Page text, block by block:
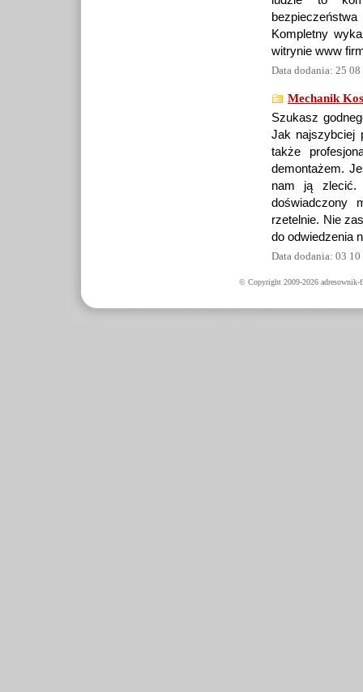
Kompletny
witrynie www
Data dodania: 25
Mechanik
Szukasz
Jak najszybciej
także
demontażem.
nam ją zlecić.
doświadczony
rzetelnie. Nie
do odwiedzenia
Data dodania: 03
© Copyright 2009-2026